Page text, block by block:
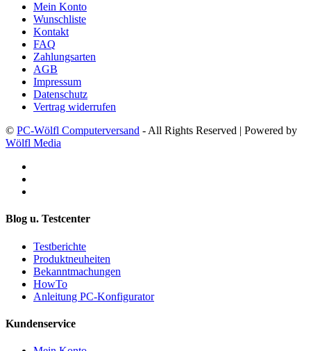
Mein Konto
Wunschliste
Kontakt
FAQ
Zahlungsarten
AGB
Impressum
Datenschutz
Vertrag widerrufen
© PC-Wölfl Computerversand - All Rights Reserved | Powered by
Wölfl Media
Blog u. Testcenter
Testberichte
Produktneuheiten
Bekanntmachungen
HowTo
Anleitung PC-Konfigurator
Kundenservice